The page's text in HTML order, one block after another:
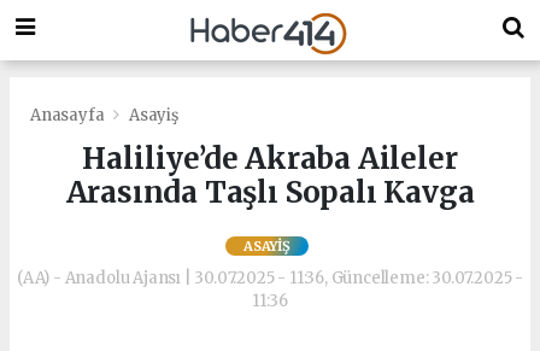
Anasayfa Asayiş
Haliliye’de Akraba Aileler
Arasında Taşlı Sopalı Kavga
ASAYIŞ
(AA) - Anadolu Ajansı | 30.07.2025 - 11:36, Güncelleme: 30.07.2025 -
11:36